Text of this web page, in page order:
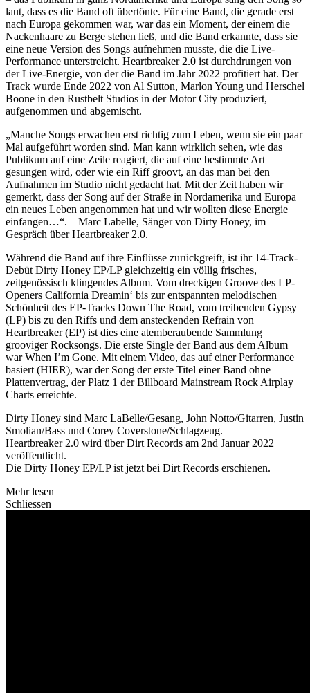
laut, dass es die Band oft übertönte. Für eine Band, die gerade erst
nach Europa gekommen war, war das ein Moment, der einem die
Nackenhaare zu Berge stehen ließ, und die Band erkannte, dass sie
eine neue Version des Songs aufnehmen musste, die die Live-
Performance unterstreicht. Heartbreaker 2.0 ist durchdrungen von
der Live-Energie, von der die Band im Jahr 2022 profitiert hat. Der
Track wurde Ende 2022 von Al Sutton, Marlon Young und Herschel
Boone in den Rustbelt Studios in der Motor City produziert,
aufgenommen und abgemischt.
„Manche Songs erwachen erst richtig zum Leben, wenn sie ein paar
Mal aufgeführt worden sind. Man kann wirklich sehen, wie das
Publikum auf eine Zeile reagiert, die auf eine bestimmte Art
gesungen wird, oder wie ein Riff groovt, an das man bei den
Aufnahmen im Studio nicht gedacht hat. Mit der Zeit haben wir
gemerkt, dass der Song auf der Straße in Nordamerika und Europa
ein neues Leben angenommen hat und wir wollten diese Energie
einfangen…“. – Marc Labelle, Sänger von Dirty Honey, im
Gespräch über Heartbreaker 2.0.
Während die Band auf ihre Einflüsse zurückgreift, ist ihr 14-Track-
Debüt Dirty Honey EP/LP gleichzeitig ein völlig frisches,
zeitgenössisch klingendes Album. Vom dreckigen Groove des LP-
Openers California Dreamin‘ bis zur entspannten melodischen
Schönheit des EP-Tracks Down The Road, vom treibenden Gypsy
(LP) bis zu den Riffs und dem ansteckenden Refrain von
Heartbreaker (EP) ist dies eine atemberaubende Sammlung
grooviger Rocksongs. Die erste Single der Band aus dem Album
war When I’m Gone. Mit einem Video, das auf einer Performance
basiert (HIER), war der Song der erste Titel einer Band ohne
Plattenvertrag, der Platz 1 der Billboard Mainstream Rock Airplay
Charts erreichte.
Dirty Honey sind Marc LaBelle/Gesang, John Notto/Gitarren, Justin
Smolian/Bass und Corey Coverstone/Schlagzeug.
Heartbreaker 2.0 wird über Dirt Records am 2nd Januar 2022
veröffentlicht.
Die Dirty Honey EP/LP ist jetzt bei Dirt Records erschienen.
Mehr lesen
Schliessen